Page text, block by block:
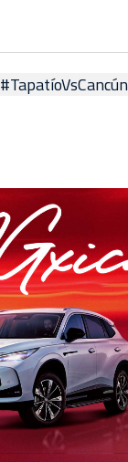
#TapatíoVsCancún